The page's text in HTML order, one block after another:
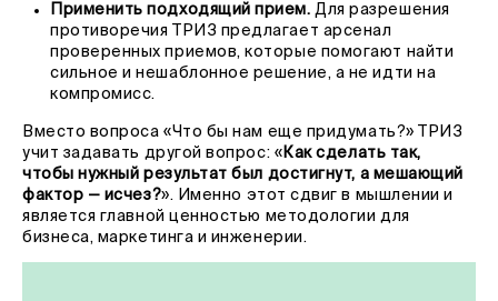
Применить подходящий прием. Для разрешения
противоречия ТРИЗ предлагает арсенал
проверенных приемов, которые помогают найти
сильное и нешаблонное решение, а не идти на
компромисс.
Вместо вопроса «Что бы нам еще придумать?» ТРИЗ
учит задавать другой вопрос: « Как сделать так,
чтобы нужный результат был достигнут, а мешающий
фактор — исчез?». Именно этот сдвиг в мышлении и
является главной ценностью методологии для
бизнеса, маркетинга и инженерии.